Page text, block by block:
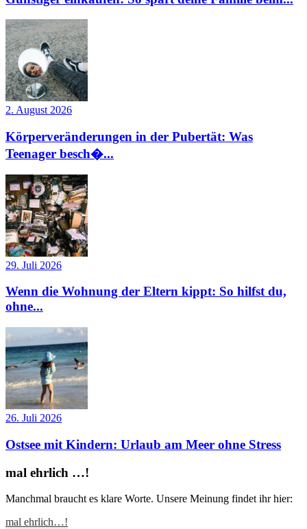
2. August 2026
Körperveränderungen in der Pubertät: Was
Teenager besch�...
29. Juli 2026
Wenn die Wohnung der Eltern kippt: So hilfst du,
ohne...
26. Juli 2026
Ostsee mit Kindern: Urlaub am Meer ohne Stress
mal ehrlich …!
Manchmal braucht es klare Worte. Unsere Meinung findet ihr hier:
mal ehrlich…!